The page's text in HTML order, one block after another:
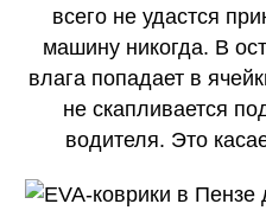
всего не удастся
машину никогда. В
влага попадает в
не скапливается
водителя. Это